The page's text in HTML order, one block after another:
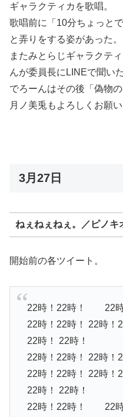
ギャラクティカを歌唱。
歌唱前に「10分ちょっと
と弄りをする姿があった。
またみとらじギャラクテ
んが委員長にLINEで聞い
でろーんはその後「偽物
月ノ美兎もよろしくお願
3月27日
ねぇねぇねぇ。／ピノ
開始前の各ツイート。
22時！22時！ 22時
22時！22時！ 22時！
22時！ 22時！
22時！22時！ 22時！
22時！22時！ 22時！
22時！ 22時！
22時！22時！ 22時